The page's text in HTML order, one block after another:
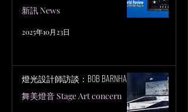
新訊 News
2025年10月23日
燈光設計師訪談：BOB BARNHART
舞美燈音 Stage Art concern